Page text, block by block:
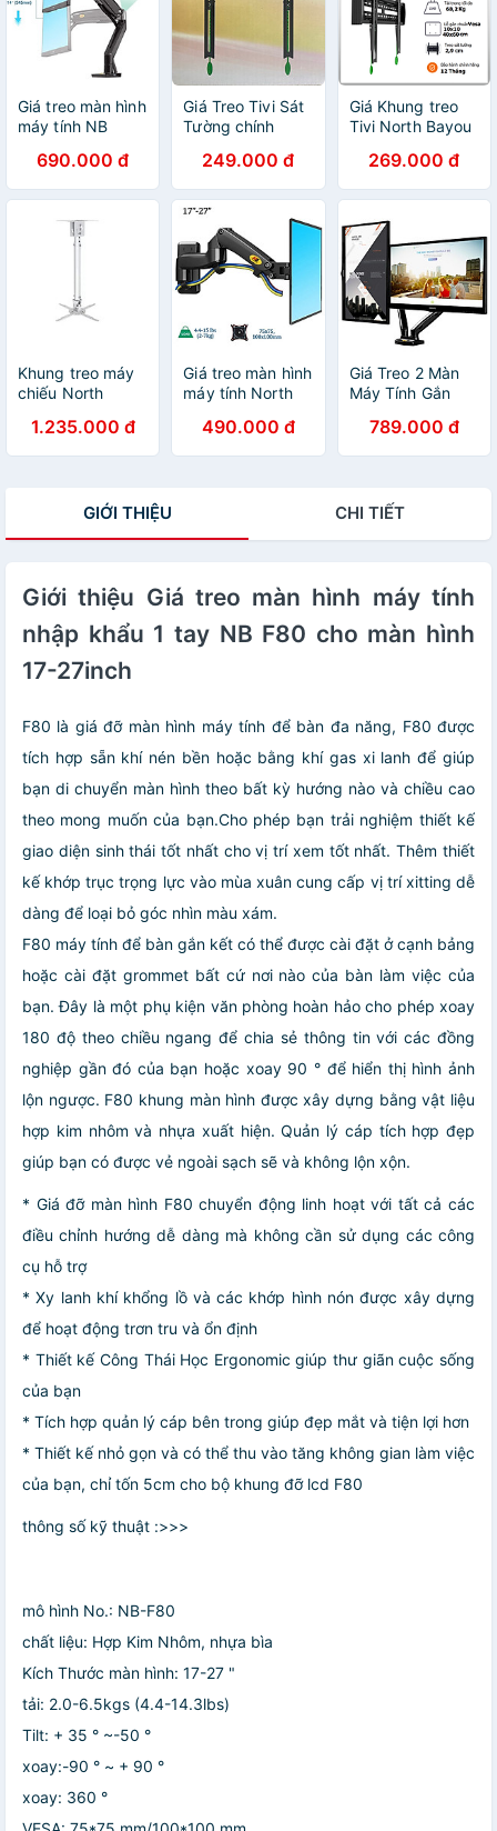
Giá treo màn hình
máy tính NB
inch -Hàng Chính
Hãng
690.000 đ
Giá Treo Tivi Sát
Tường chính
Bayou NBC2-F
(32-65 inch)
249.000 đ
Giá Khung treo
Tivi North Bayou
màn hình 32 inch
- 75 inch, Tải
trọng lớn đến
68kg NB - Hàng
chính hãng
269.000 đ
Khung treo máy
chiếu North
(1.5m) Hàng
chính hãng -
1.235.000 đ
Giá treo màn hình
máy tính North
từ 17- 35 inch tải
max 7kg - Hàng
490.000 đ
Giá Treo 2 Màn
Máy Tính Gắn
Nhập Khẩu North
Bayou F160 (17-
789.000 đ
GIỚI THIỆU CHI TIẾT
Giới thiệu Giá treo màn hình máy tính
nhập khẩu 1 tay NB F80 cho màn hình
17-27inch
F80 là giá đỡ màn hình máy tính để bàn đa năng, F80 được
tích hợp sẵn khí nén bền hoặc bằng khí gas xi lanh để giúp
bạn di chuyển màn hình theo bất kỳ hướng nào và chiều cao
theo mong muốn của bạn.Cho phép bạn trải nghiệm thiết kế
giao diện sinh thái tốt nhất cho vị trí xem tốt nhất. Thêm thiết
kế khớp trục trọng lực vào mùa xuân cung cấp vị trí xitting dễ
dàng để loại bỏ góc nhìn màu xám.
F80 máy tính để bàn gắn kết có thể được cài đặt ở cạnh bảng
hoặc cài đặt grommet bất cứ nơi nào của bàn làm việc của
bạn. Đây là một phụ kiện văn phòng hoàn hảo cho phép xoay
180 độ theo chiều ngang để chia sẻ thông tin với các đồng
nghiệp gần đó của bạn hoặc xoay 90 ° để hiển thị hình ảnh
lộn ngược. F80 khung màn hình được xây dựng bằng vật liệu
hợp kim nhôm và nhựa xuất hiện. Quản lý cáp tích hợp đẹp
giúp bạn có được vẻ ngoài sạch sẽ và không lộn xộn.
* Giá đỡ màn hình F80 chuyển động linh hoạt với tất cả các
điều chỉnh hướng dễ dàng mà không cần sử dụng các công
cụ hỗ trợ
* Xy lanh khí khổng lồ và các khớp hình nón được xây dựng
để hoạt động trơn tru và ổn định
* Thiết kế Công Thái Học Ergonomic giúp thư giãn cuộc sống
của bạn
* Tích hợp quản lý cáp bên trong giúp đẹp mắt và tiện lợi hơn
* Thiết kế nhỏ gọn và có thể thu vào tăng không gian làm việc
của bạn, chỉ tốn 5cm cho bộ khung đỡ lcd F80
thông số kỹ thuật :>>>
mô hình No.: NB-F80
chất liệu: Hợp Kim Nhôm, nhựa bìa
Kích Thước màn hình: 17-27 "
tải: 2.0-6.5kgs (4.4-14.3lbs)
Tilt: + 35 ° ~-50 °
xoay:-90 ° ~ + 90 °
xoay: 360 °